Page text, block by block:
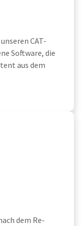
CAT-
Software, die
aus dem
dem Re-